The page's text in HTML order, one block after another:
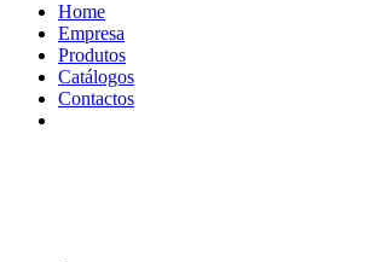
Home
Empresa
Produtos
Catálogos
Contactos